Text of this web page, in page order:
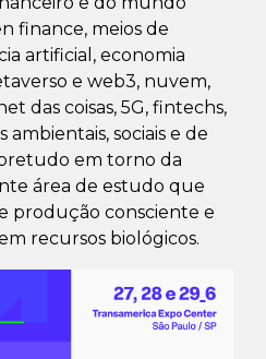
finance, meios de
artificial, economia
e web3, nuvem,
das coisas, 5G, fintechs,
ambientais, sociais e de
em torno da
área de estudo que
produção consciente e
recursos biológicos.